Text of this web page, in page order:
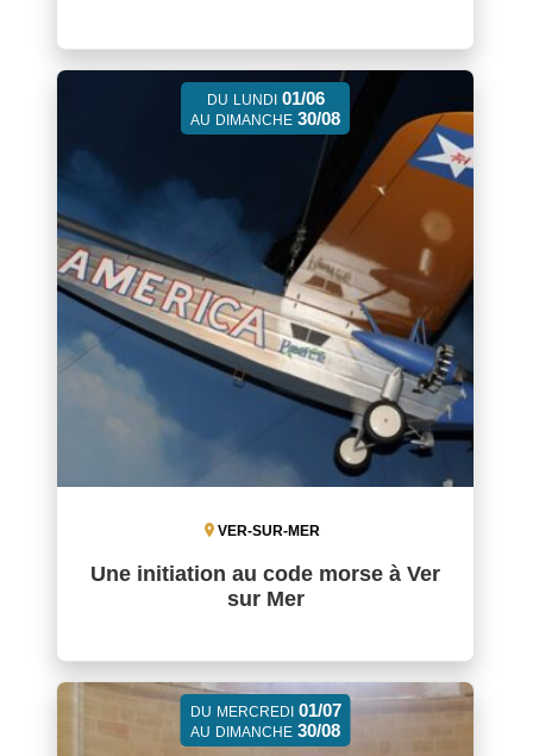
DU LUNDI 01/06
AU DIMANCHE 30/08
VER-SUR-MER
Une initiation au code morse à Ver
sur Mer
DU MERCREDI 01/07
AU DIMANCHE 30/08